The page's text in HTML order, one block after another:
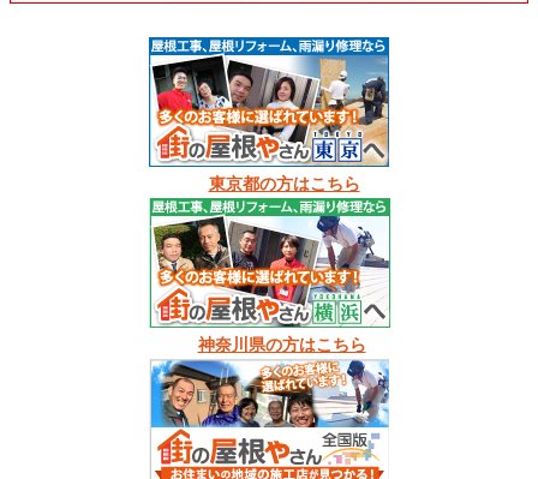
東京都の方はこちら
神奈川県の方はこちら